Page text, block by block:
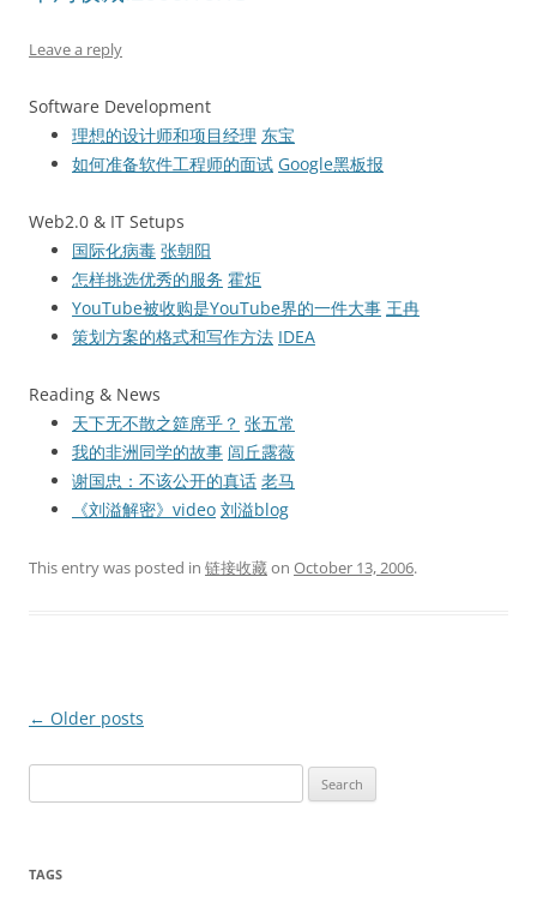
Leave a reply
Software Development
理想的设计师和项目经理 东宝
如何准备软件工程师的面试 Google黑板报
Web2.0 & IT Setups
国际化病毒 张朝阳
怎样挑选优秀的服务 霍炬
YouTube被收购是YouTube界的一件大事 王冉
策划方案的格式和写作方法 IDEA
Reading & News
天下无不散之筵席乎？ 张五常
我的非洲同学的故事 闾丘露薇
谢国忠：不该公开的真话 老马
《刘溢解密》video 刘溢blog
This entry was posted in 链接收藏on October 13, 2006.
Post
← Older posts
for:
TAGS